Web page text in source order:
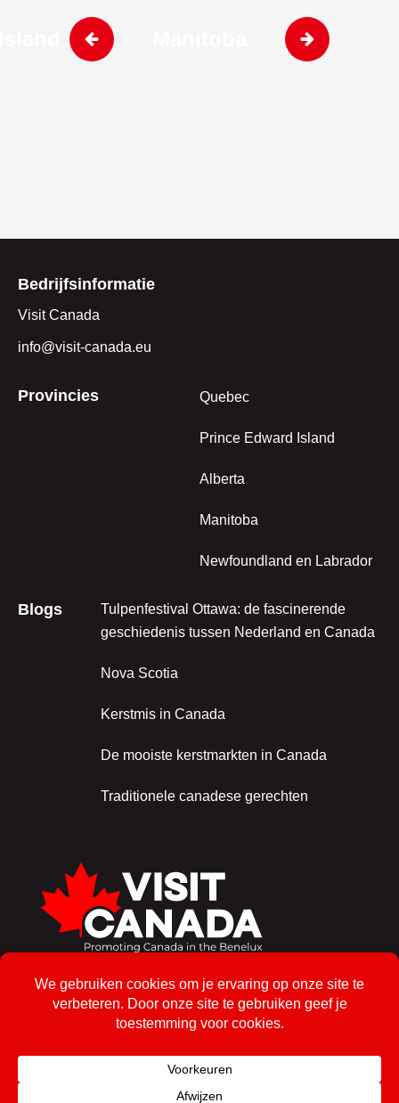
Bedrijfsinformatie
Visit Canada
info@visit-canada.eu
Provincies Quebec
Prince Edward Island
Alberta
Manitoba
Newfoundland en Labrador
Blogs
Tulpenfestival Ottawa: de fascinerende
geschiedenis tussen Nederland en Canada
Nova Scotia
Kerstmis in Canada
De mooiste kerstmarkten in Canada
Traditionele canadese gerechten
Schrijf je in voor de nieuwsbrief!
Inschrijven